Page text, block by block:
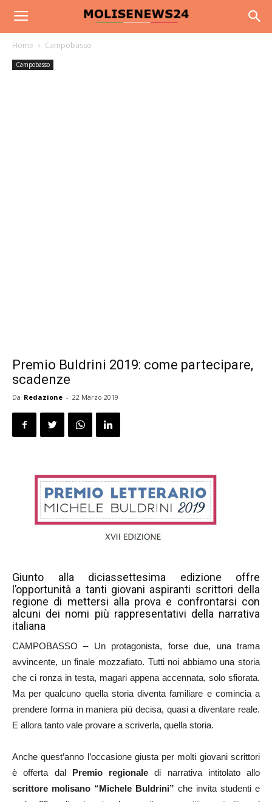
Home Campobasso
Campobasso
Premio Buldrini 2019: come partecipare,
scadenze
Da Redazione - 22 Marzo 2019
Giunto alla diciassettesima edizione offre
l’opportunità a tanti giovani aspiranti scrittori della
regione di mettersi alla prova e confrontarsi con
alcuni dei nomi più rappresentativi della narrativa
italiana
CAMPOBASSO – Un protagonista, forse due, una trama
avvincente, un finale mozzafiato. Tutti noi abbiamo una storia
che ci ronza in testa, magari appena accennata, solo sfiorata.
Ma per qualcuno quella storia diventa familiare e comincia a
prendere forma in maniera più decisa, quasi a diventare reale.
E allora tanto vale provare a scriverla, quella storia.
Anche quest’anno l’occasione giusta per molti giovani scrittori
è offerta dal Premio regionale di narrativa intitolato allo
scrittore molisano “Michele Buldrini” che invita studenti e